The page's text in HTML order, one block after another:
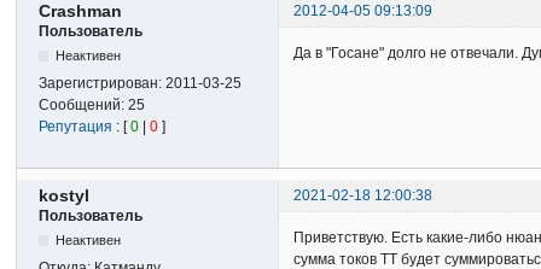
Crashman
2012-04-05 09:13:09
Пользователь
Неактивен
Зарегистрирован:2011-03-25
Сообщений:25
Репутация : [0 |0 ]
Да в "Госане" долго не отвечали.
kostyl
2021-02-18 12:00:38
Пользователь
Неактивен
Приветствую. Есть какие-либо
сумма токов ТТ будет